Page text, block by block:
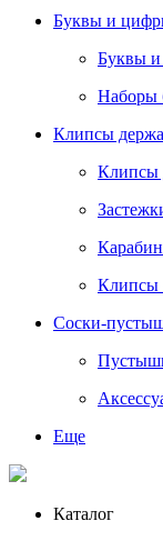
Буквы и
Буквы
Наборы
Клипсы
Клипсы
Клипсы
Соски-
Еще
Каталог